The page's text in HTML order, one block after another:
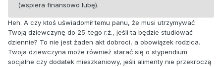
(wspiera finansowo lubę).
Heh. A czy ktoś uświadomił temu panu, że musi utrzymywać
Twoją dziewczynę do 25-tego r.ż., jeśli ta będzie studiować
dziennie? To nie jest żaden akt dobroci, a obowiązek rodzica.
Twoja dziewczyna może również starać się o stypendium
socjalne czy dodatek mieszkaniowy, jeśli alimenty nie przekroczą